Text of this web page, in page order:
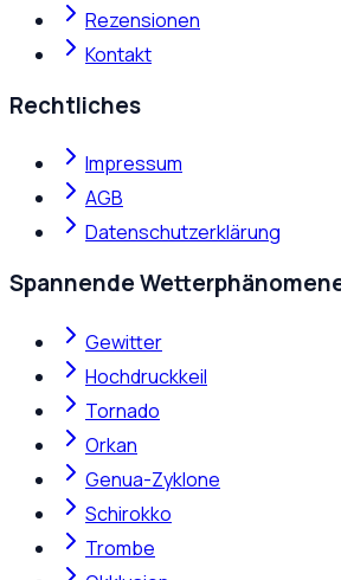
Rezensionen
Kontakt
Rechtliches
Impressum
AGB
Datenschutzerklärung
Spannende
Gewitter
Hochdruckkeil
Tornado
Orkan
Genua-Zyklone
Schirokko
Trombe